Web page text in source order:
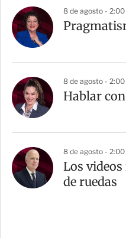
8 de agosto -
8 de agosto -
Hablar
8 de agosto -
Los
de ruedas